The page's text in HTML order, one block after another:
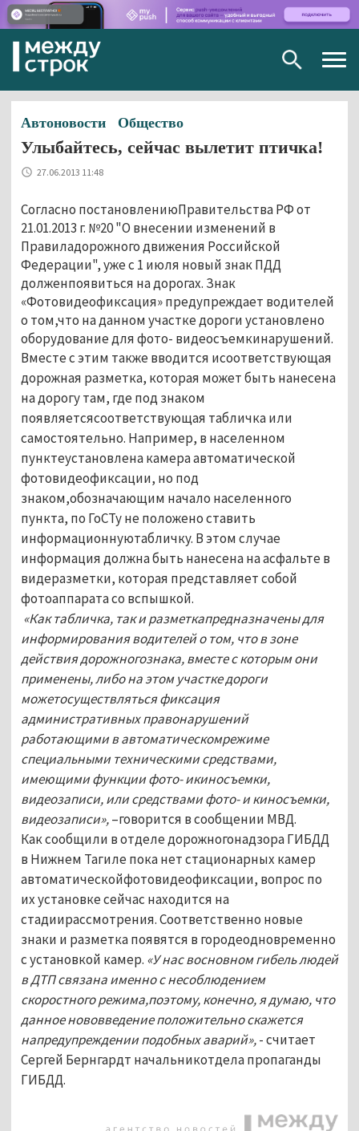
Автоновости Общество
Улыбайтесь, сейчас вылетит птичка!
27.06.2013 11:48
Согласно постановлениюПравительства РФ от
21.01.2013 г. №20 "О внесении изменений в
Правиладорожного движения Российской
Федерации", уже с 1 июля новый знак ПДД
долженпоявиться на дорогах. Знак
«Фотовидеофиксация» предупреждает водителей
о том,что на данном участке дороги установлено
оборудование для фото- видеосъемкинарушений.
Вместе с этим также вводится исоответствующая
дорожная разметка, которая может быть нанесена
на дорогу там, где под знаком
появляетсясоответствующая табличка или
самостоятельно. Например, в населенном
пунктеустановлена камера автоматической
фотовидеофиксации, но под
знаком,обозначающим начало населенного
пункта, по ГоСТу не положено ставить
информационнуютабличку. В этом случае
информация должна быть нанесена на асфальте в
видеразметки, которая представляет собой
фотоаппарата со вспышкой.
«Как табличка, так и разметкапредназначены для
информирования водителей о том, что в зоне
действия дорожногознака, вместе с которым они
применены, либо на этом участке дороги
можетосуществляться фиксация
административных правонарушений
работающими в автоматическомрежиме
специальными техническими средствами,
имеющими функции фото- икиносъемки,
видеозаписи, или средствами фото- и киносъемки,
видеозаписи»,–говорится в сообщении МВД.
Как сообщили в отделе дорожногонадзора ГИБДД
в Нижнем Тагиле пока нет стационарных камер
автоматическойфотовидеофиксации, вопрос по
их установке сейчас находится на
стадиирассмотрения. Соответственно новые
знаки и разметка появятся в городеодновременно
с установкой камер. «У нас восновном гибель людей
в ДТП связана именно с несоблюдением
скоростного режима,поэтому, конечно, я думаю, что
данное нововведение положительно скажется
напредупреждении подобных аварий»,- считает
Сергей Бернгардт начальникотдела пропаганды
ГИБДД.